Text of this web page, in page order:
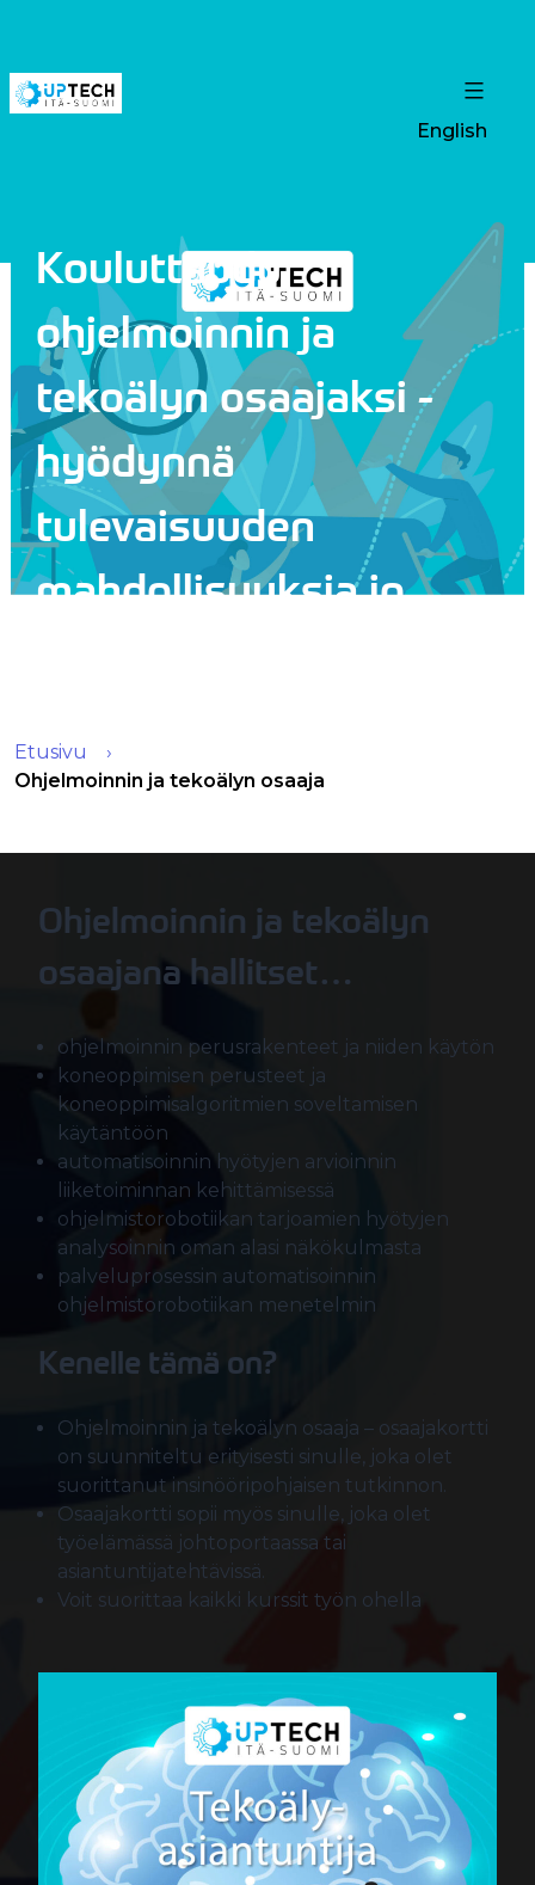
English
Kouluttaudu
ohjelmoinnin ja
tekoälyn osaajaksi -
hyödynnä
tulevaisuuden
mahdollisuuksia jo
Etusivu
Ohjelmoinnin ja tekoälyn osaaja
Ohjelmoinnin ja tekoälyn
osaajana hallitset…
ohjelmoinnin perusrakenteet ja niiden käytön
koneoppimisen perusteet ja
koneoppimisalgoritmien soveltamisen
käytäntöön
automatisoinnin hyötyjen arvioinnin
liiketoiminnan kehittämisessä
ohjelmistorobotiikan tarjoamien hyötyjen
analysoinnin oman alasi näkökulmasta
palveluprosessin automatisoinnin
ohjelmistorobotiikan menetelmin
Kenelle tämä on?
Ohjelmoinnin ja tekoälyn osaaja – osaajakortti
on suunniteltu erityisesti sinulle, joka olet
suorittanut insinööripohjaisen tutkinnon.
Osaajakortti sopii myös sinulle, joka olet
työelämässä johtoportaassa tai
asiantuntijatehtävissä.
Voit suorittaa kaikki kurssit työn ohella